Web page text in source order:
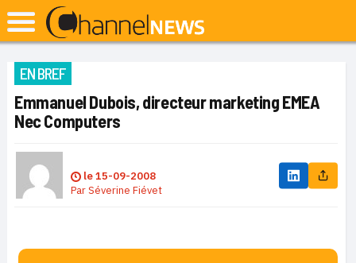
EN BREF
Emmanuel Dubois, directeur marketing EMEA
Nec Computers
le15-09-2008
ParSéverine Fiévet